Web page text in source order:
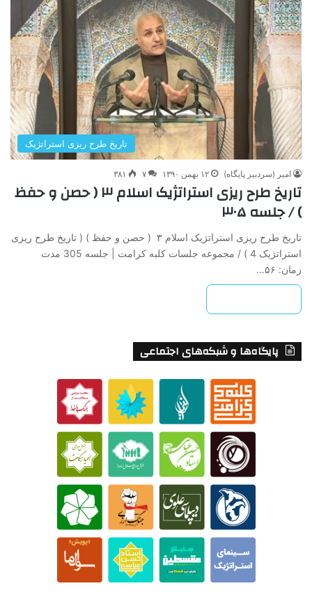
تاریخ طرح ریزی استراتژیک
امیر (سردبیر پایگاه) ۱۲ بهمن ۱۳۹۰ ۷ ۳۸۱
تاریخ طرح ریزی استراتژیک اسلام ۳ ( حصن و حفظ
) / جلسه ۳۰۵
تاریخ طرح ریزی استراتژیک اسلام ۳ ( حصن و حفظ ) ( تاریخ طرح ریزی
استراتژیک 4 ) / مجموعه جلسات کلبه کرامت | جلسه 305 مدت
زمان: ۵۶…
پایگاه‌ها و شبکه‌های اجتماعی